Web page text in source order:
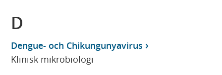
D
Dengue- och Chikungunyavirus
Klinisk mikrobiologi